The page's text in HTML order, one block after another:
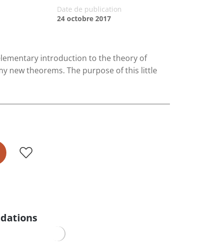
Date de publication
24 octobre 2017
introduction to the theory of
new theorems. The purpose of this little